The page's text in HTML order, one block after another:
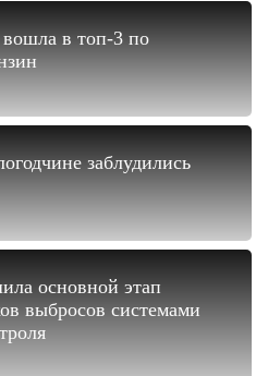
вошла в топ-3 по
заблудились
основной этап
выбросов системами